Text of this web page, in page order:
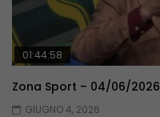
01:44:58
Zona Sport – 04/06/2026
GIUGNO 4, 2026